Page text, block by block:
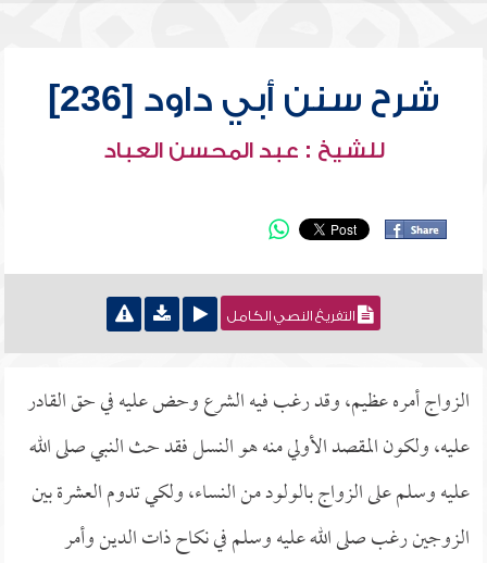
شرح سنن أبي داود [236]
للشيخ : عبد المحسن العباد
التفريغ النصي الكامل
الزواج أمره عظيم، وقد رغب فيه الشرع وحض عليه في حق القادر
عليه، ولكون المقصد الأولي منه هو النسل فقد حث النبي صلى الله
عليه وسلم على الزواج بالولود من النساء، ولكي تدوم العشرة بين
الزوجين رغب صلى الله عليه وسلم في نكاح ذات الدين وأمر